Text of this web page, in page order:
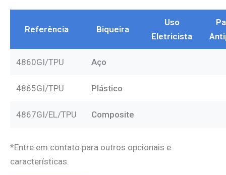
Referência Biqueira
Uso
Eletricista
4860GI/TPU Aço
4865GI/TPU Plástico
4867GI/EL/TPU Composite
*Entre em contato para outros opcionais e
características.